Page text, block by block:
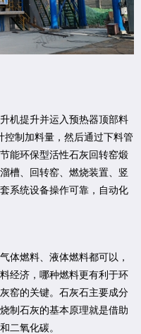
提升并运入预热器顶部料
控制加料量，然后通过下料管
能环保型活性石灰回转窑煅
槽、回转窑、燃烧装置、竖
系统设备操作可靠，自动化
燃料、液体燃料都可以，
经济，哪种燃料更有利于环
窑的关键。石灰石主要成分
制石灰的基本原理就是借助
二氧化碳。